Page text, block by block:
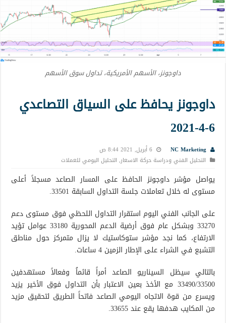
داوجونز، الأسهم الأمريكية، تداول سوق الأسهم
داوجونز يحافظ على السياق التصاعدي
6-4-2021
NC Marketing
6 أبريل, 2021 8:44 ص
التحليل الفني ودراسة حركة الاسعار, التحليل اليومي للعملات
يواصل مؤشر داوجونز الحافظ على المسار الصاعد مسجلاً أعلى
مستوى له خلال تعاملات جلسة التداول السابقة 33501.
على الجانب الفني اليوم استقرار التداول اللحظي فوق مستوى دعم
33270 وبشكل عام فوق أرضية الدعم المحورية 33180 عوامل تؤيد
الارتفاع، كما نجد مؤشر ستوكاستيك لا يزال متمركز حول مناطق
التشبع في الشراء على الإطار الزمين 4 ساعات.
بالتالي سيظل السيناريو الصاعد أمراً قائماُ وفعالاً مستهدفين
33490/33500 مع الأخذ بعين الاعتبار بأن التداول فوق الأخير يزيد
ويسرع من قوة الاتجاه اليومي الصاعد فاتحاً الطريق لتحقيق مزيد
من المكايب هدفها يقع عند 33655.